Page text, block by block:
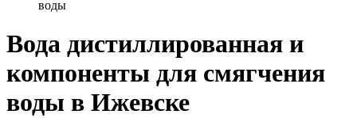
воды
Вода дистиллированная и
компоненты для смягчения
воды в Ижевске